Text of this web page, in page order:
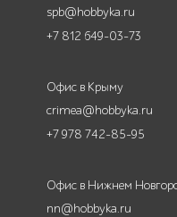
spb@hobbyka.ru
+7 812 649-03-73
Офис в Крыму
crimea@hobbyka.ru
+7 978 742-85-95
Офис в Нижнем
nn@hobbyka.ru